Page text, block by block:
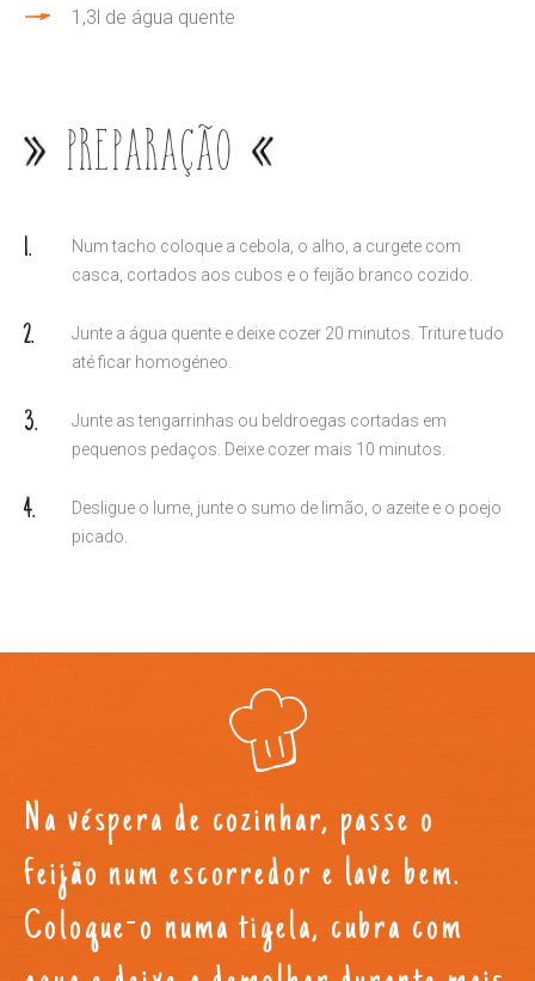
1,3l de água quente
Preparação
Num tacho coloque a cebola, o alho, a curgete com
casca, cortados aos cubos e o feijão branco cozido.
Junte a água quente e deixe cozer 20 minutos. Triture tudo
até ficar homogéneo.
Junte as tengarrinhas ou beldroegas cortadas em
pequenos pedaços. Deixe cozer mais 10 minutos.
Desligue o lume, junte o sumo de limão, o azeite e o poejo
picado.
Na véspera de cozinhar, passe o
feijão num escorredor e lave bem.
Coloque-o numa tigela, cubra com